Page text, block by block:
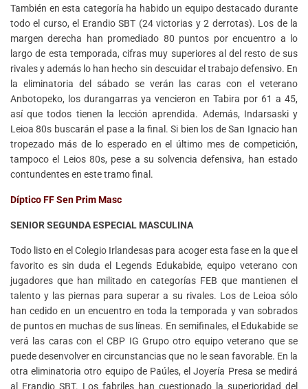
También en esta categoría ha habido un equipo destacado durante
todo el curso, el Erandio SBT (24 victorias y 2 derrotas). Los de la
margen derecha han promediado 80 puntos por encuentro a lo
largo de esta temporada, cifras muy superiores al del resto de sus
rivales y además lo han hecho sin descuidar el trabajo defensivo. En
la eliminatoria del sábado se verán las caras con el veterano
Anbotopeko, los durangarras ya vencieron en Tabira por 61 a 45,
así que todos tienen la lección aprendida. Además, Indarsaski y
Leioa 80s buscarán el pase a la final. Si bien los de San Ignacio han
tropezado más de lo esperado en el último mes de competición,
tampoco el Leios 80s, pese a su solvencia defensiva, han estado
contundentes en este tramo final.
Díptico FF Sen Prim Masc
SENIOR SEGUNDA ESPECIAL MASCULINA
Todo listo en el Colegio Irlandesas para acoger esta fase en la que el
favorito es sin duda el Legends Edukabide, equipo veterano con
jugadores que han militado en categorías FEB que mantienen el
talento y las piernas para superar a su rivales. Los de Leioa sólo
han cedido en un encuentro en toda la temporada y van sobrados
de puntos en muchas de sus líneas. En semifinales, el Edukabide se
verá las caras con el CBP IG Grupo otro equipo veterano que se
puede desenvolver en circunstancias que no le sean favorable. En la
otra eliminatoria otro equipo de Paúles, el Joyería Presa se medirá
al Erandio SBT. Los fabriles han cuestionado la superioridad del